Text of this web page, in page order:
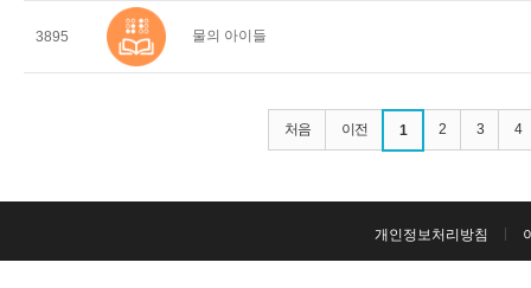
3895 물의 아이들
처음 이전 1 2 3 4
개인정보처리방침